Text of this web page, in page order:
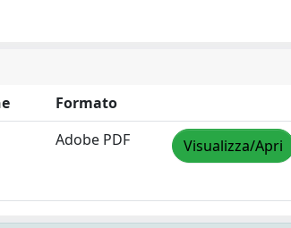
Formato
Adobe PDF Visualizza/Apri